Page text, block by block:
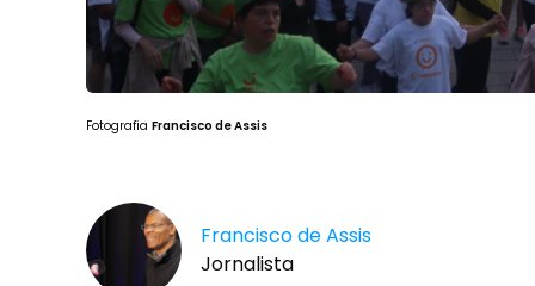
Fotografia Francisco de Assis
Francisco de Assis
Jornalista